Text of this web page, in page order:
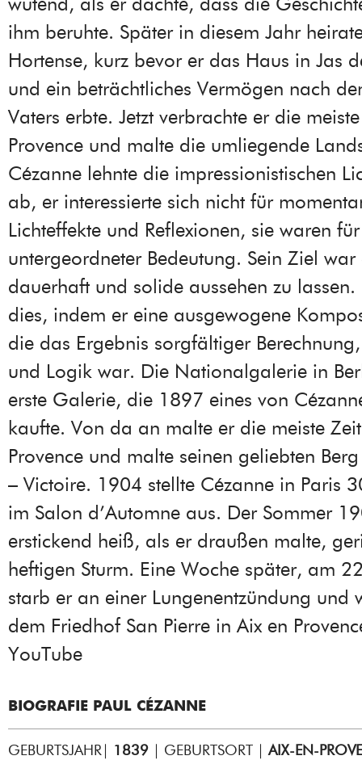
ihm beruhte. Später in diesem Jahr
Hortense, kurz bevor er das Haus in Jas
und ein beträchtliches Vermögen nach
Vaters erbte. Jetzt verbrachte er die
Provence und malte die umliegende
Cézanne lehnte die impressionistischen
ab, er interessierte sich nicht für
Lichteffekte und Reflexionen, sie waren
untergeordneter Bedeutung. Sein Ziel
dauerhaft und solide aussehen zu lassen.
dies, indem er eine ausgewogene
die das Ergebnis sorgfältiger
und Logik war. Die Nationalgalerie in
erste Galerie, die 1897 eines von
kaufte. Von da an malte er die meiste
Provence und malte seinen geliebten
– Victoire. 1904 stellte Cézanne in Paris
im Salon d’Automne aus. Der Sommer
erstickend heiß, als er draußen malte,
heftigen Sturm. Eine Woche später, am
starb er an einer Lungenentzündung und
dem Friedhof San Pierre in Aix en
YouTube
BIOGRAFIE PAUL CÉZANNE
GEBURTSJAHR| 1839 | GEBURTSORT |AIX-EN-